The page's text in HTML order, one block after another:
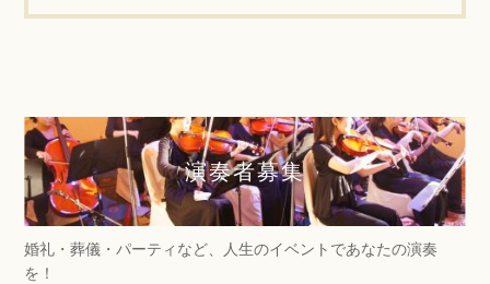
演奏者募集
婚礼・葬儀・パーティなど、人生のイベントであなたの演奏
を！